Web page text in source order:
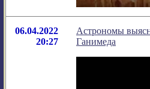
06.04.2022
20:27
Астрономы
Ганимеда